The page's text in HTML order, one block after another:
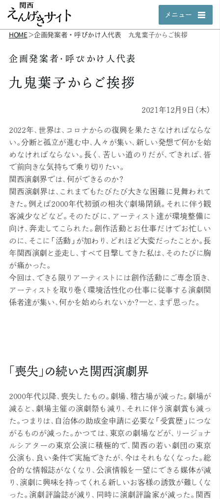
HOME＞企画発案者・呼びかけ人代表 九鬼葉子からご挨拶
企画発案者・呼びかけ人代表
九鬼葉子からご挨拶
2021年12月9日（木）
2022年、世界は、コロナからの復興を果たさなければならな
い。分断と孤立が進む中、人々が集い、新しい発想で何かを始
めなければならない。長く、苦しい道のりだが、できれば、皆
で前向きな気持ちで乗り切りたい。
関西演劇界では、何ができるのか？
関西演劇界は、これまでもたびたび大きな困難に見舞われて
きた。例えば2000年代初頭の相次ぐ劇場閉鎖。それに伴う観
客減少などなど。そのたびに、アーティスト達が環境整備に
向け、奔走してこられた。創作活動とお仕事だけでお忙しい
のに、そこに「活動」が加わり、どれほど大変だったことか。長
年関西演劇と並走し、すべて目撃してきた私は、そのたびに胸
が痛かった。
今回は、できる限りアーティストには創作活動にご専念頂き、
アーティストを取り巻く環境活性化の仕事に従事する演劇関
係者達が集い、何かを始められないか？―と、まず思った。
「喪失」の続いた関西演劇界
2000年代以降、喪失したもの。劇場、稽古場が減った。劇場が
減ると、劇場主催の演劇祭も減り、それに伴う演劇賞も減っ
た。つまりは、自治体の助成金申請に必要な「受賞歴」につな
がるものが減った。かつては、東京の劇場などが、リージョナ
ルシアターの東京公演に積極的で、関西の若い劇団の東京
公演も、良い条件で実施できたが、今はそれもなくなった。総
合的な情報誌がなくなり、公演情報を一望にできる媒体が減
り、演劇に興味を持ってくれる新しいお客様の誘致が難しくな
った。演劇評論誌が減り、同時に演劇評論家が減った。関西
メニュー